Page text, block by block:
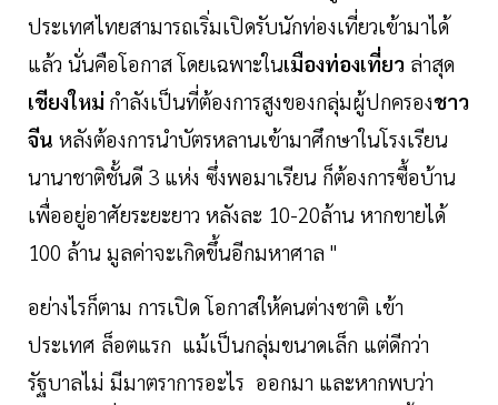
ประเทศไทยสามารถเริ่มเปิดรับนักท่องเที่ยวเข้ามาได้
แล้ว นั่นคือโอกาส โดยเฉพาะในเมืองท่องเที่ยว ล่าสุด
เชียงใหม่ กำลังเป็นที่ต้องการสูงของกลุ่มผู้ปกครองชาว
จีน หลังต้องการนำบัตรหลานเข้ามาศึกษาในโรงเรียน
นานาชาติชั้นดี 3 แห่ง ซึ่งพอมาเรียน ก็ต้องการซื้อบ้าน
เพื่ออยู่อาศัยระยะยาว หลังละ 10-20ล้าน หากขายได้
100 ล้าน มูลค่าจะเกิดขึ้นอีกมหาศาล "
อย่างไรก็ตาม การเปิด โอกาสให้คนต่างชาติ เข้า
ประเทศ ล็อตแรก แม้เป็นกลุ่มขนาดเล็ก แต่ดีกว่า
รัฐบาลไม่ มีมาตราการอะไร ออกมา และหากพบว่า